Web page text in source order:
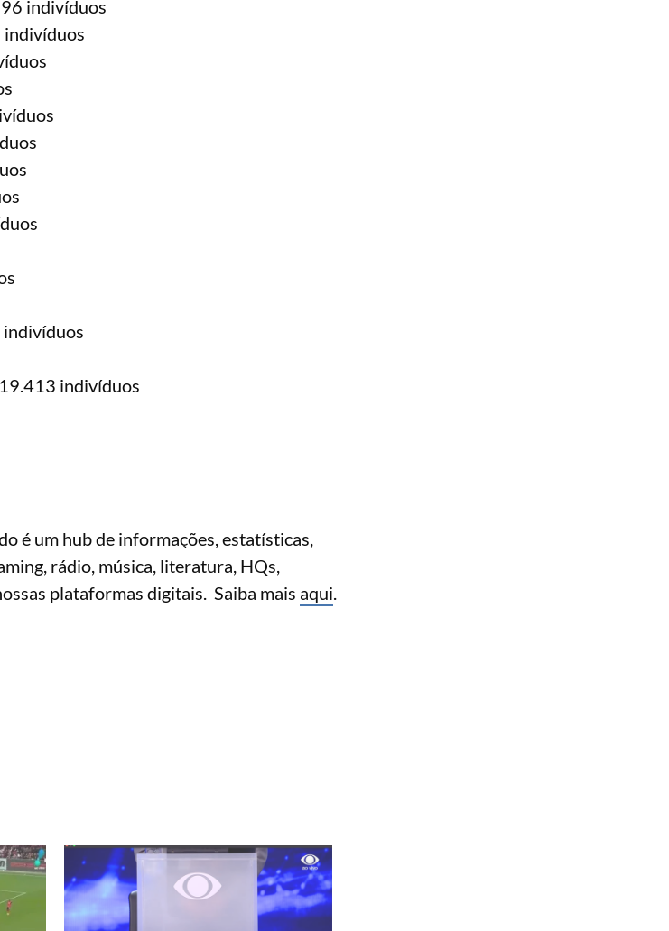
indivíduos
indivíduos
é um hub de informações, estatísticas,
rádio, música, literatura, HQs,
plataformas digitais. Saiba mais aqui